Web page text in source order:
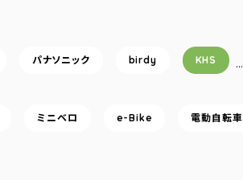
パナソニック birdy KHS …
ミニベロ e-Bike 電動自転車